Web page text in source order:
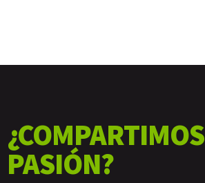
¿COMPARTIMOS
PASIÓN?